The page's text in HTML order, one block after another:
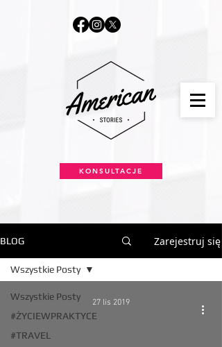
KONSULTACJE
BLOG Zarejestruj się
Wszystkie Posty
#ŻYCIEWPRAKTYCE
#TRAVEL
Wszystkie Posty
27 lis 2019